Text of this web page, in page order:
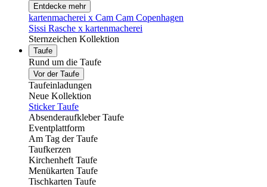
Entdecke mehr
kartenmacherei x Cam Cam Copenhagen
Sissi Rasche x kartenmacherei
Sternzeichen Kollektion
Taufe
Rund um die Taufe
Vor der Taufe
Taufeinladungen
Neue Kollektion
Sticker Taufe
Absenderaufkleber Taufe
Eventplattform
Am Tag der Taufe
Taufkerzen
Kirchenheft Taufe
Menükarten Taufe
Tischkarten Taufe